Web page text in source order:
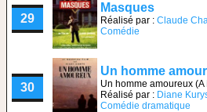
29
Masques
Réalisé par : Claude
Comédie
30
Un homme
Un homme amoureux
Réalisé par : Diane
Comédie dramatique